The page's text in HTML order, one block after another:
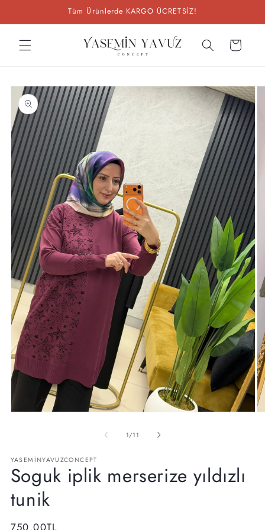
Tüm Ürünlerde KARGO ÜCRETSİZ!
Sepet
Ürün
bilgisine
atla
1//11
YASEMINYAVUZCONCEPT
Soguk iplik merserize yıldızlı
tunik